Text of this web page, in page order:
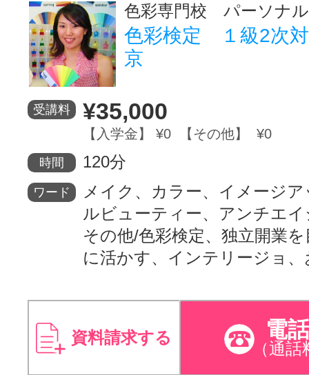
色彩専門校 パーソナ
色彩検定 １級2次
京
受講料 ¥35,000
【入学金】 ¥0 【その他】 ¥0
時間 120分
ワード
メイク、カラー、イメージ
ルビューティー、アンチエ
その他/色彩検定、独立開業
に活かす、インテリージョ
資料請求する 電
（通話